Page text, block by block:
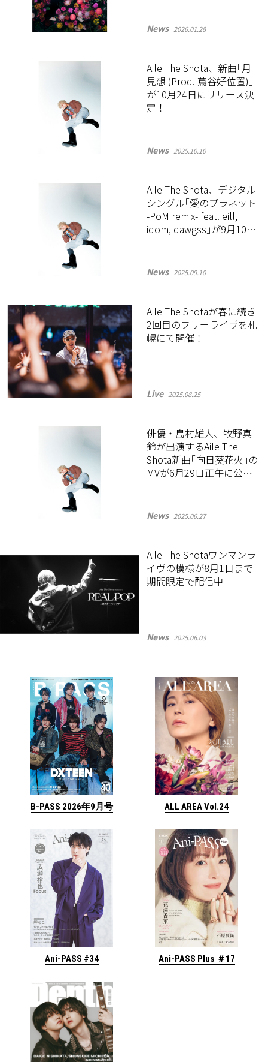
News 2026.01.28
Aile The Shota、新曲｢月
見想 (Prod. 蔦谷好位置)｣
が10月24日にリリース決
定！
News 2025.10.10
Aile The Shota、デジタル
シングル｢愛のプラネット
-PoM remix- feat. eill,
idom, dawgss｣が9月10日
News 2025.09.10
Aile The Shotaが春に続き
2回目のフリーライヴを札
幌にて開催！
Live 2025.08.25
俳優・島村雄大、牧野真
鈴が出演するAile The
Shota新曲｢向日葵花火｣の
MVが6月29日正午に公開
News 2025.06.27
Aile The Shotaワンマンラ
イヴの模様が8月1日まで
期間限定で配信中
News 2025.06.03
B-PASS 2026年9月号 ALL AREA Vol.24
Ani-PASS #34 Ani-PASS Plus ＃17